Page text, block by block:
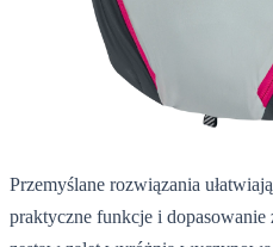
Przemyślane rozwiązania
praktyczne funkcje i dopasowanie